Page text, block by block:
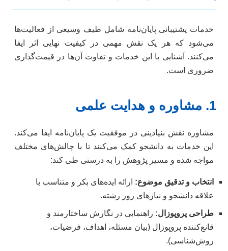
خدمات پشتیبانی پایان‌نامه شامل طیف وسیعی از فعالیت‌ها
می‌شود که هر یک نقش مهمی در کیفیت نهایی اثر ایفا
می‌کنند. آشنایی با این خدمات و تفاوت آن‌ها در قیمت‌گذاری
ضروری است.
1. مشاوره و هدایت علمی
مشاوره نقش بنیادینی در موفقیت یک پایان‌نامه ایفا می‌کند.
این خدمات به دانشجو کمک می‌کنند تا با چالش‌های مختلف
مواجه شده و مسیر پژوهش را به درستی طی کند:
انتخاب و تدقیق موضوع: ارائه ایده‌های بکر و متناسب با
علاقه دانشجو و نیازهای روز رشته.
طراحی پروپوزال: راهنمایی در نگارش ساختارمند و
قانع‌کننده پروپوزال (بیان مسئله، اهداف، فرضیات،
روش‌شناسی).